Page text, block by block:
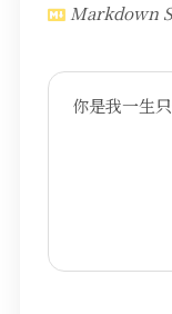
Markdown
你是我一生